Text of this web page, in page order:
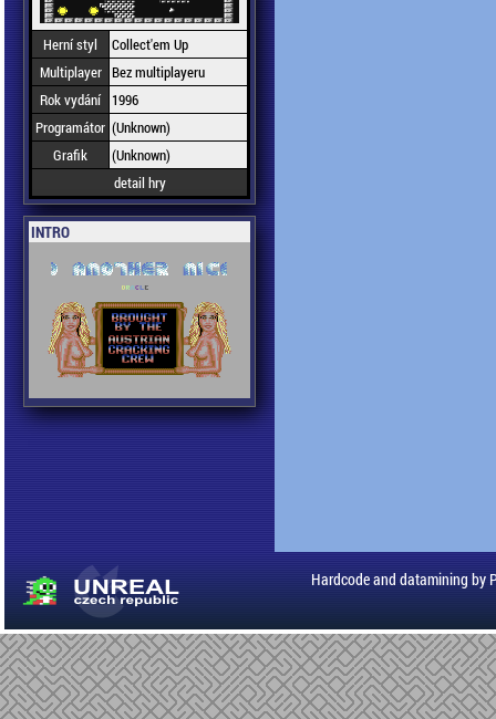
Herní styl
Collect'em Up
Multiplayer Bez multiplayeru
Rok vydání
1996
Programátor (Unknown)
Grafik
(Unknown)
detail hry
INTRO
Hardcode and datamining by